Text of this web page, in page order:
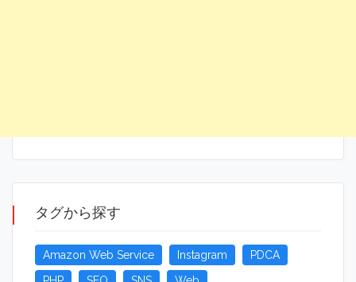
タグから探す
Amazon Web Service Instagram
PDCA